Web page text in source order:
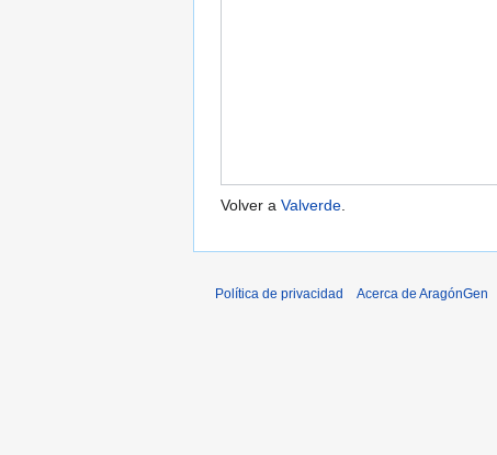
Volver a Valverde.
Política de privacidad Acerca de AragónGen